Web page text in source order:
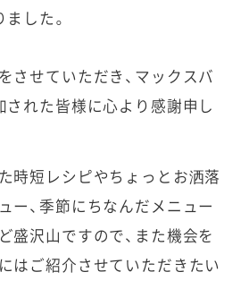
した。
させていただき、マックスバ
された皆様に心より感謝申し
時短レシピやちょっとお洒落
ー、季節にちなんだメニュー
盛沢山ですので、また機会を
はご紹介させていただきたい